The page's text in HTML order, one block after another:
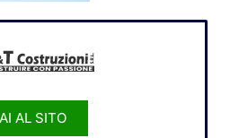
AL SITO